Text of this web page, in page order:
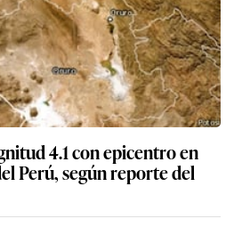
4.1 con epicentro en
Perú, según reporte del